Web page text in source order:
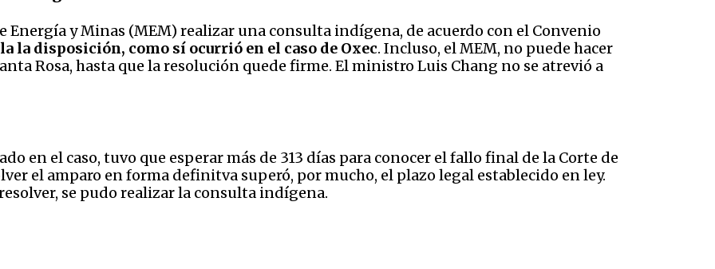
y Minas (MEM) realizar una consulta indígena, de acuerdo con el Convenio
la disposición, como sí ocurrió en el caso de Oxec. Incluso, el MEM, no puede hacer
Rosa, hasta que la resolución quede firme. El ministro Luis Chang no se atrevió a
en el caso, tuvo que esperar más de 313 días para conocer el fallo final de la Corte de
el amparo en forma definitva superó, por mucho, el plazo legal establecido en ley.
se pudo realizar la consulta indígena.